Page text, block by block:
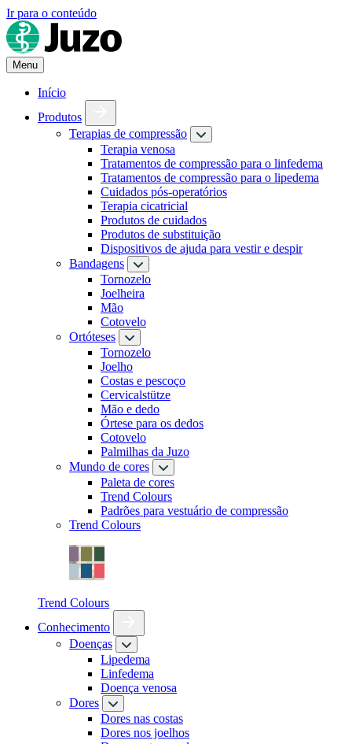
Ir para o conteúdo
Menu
Início
Produtos
Terapias de compressão
Terapia venosa
Tratamentos de compressão para o linfedema
Tratamentos de compressão para o lipedema
Cuidados pós-operatórios
Terapia cicatricial
Produtos de cuidados
Produtos de substituição
Dispositivos de ajuda para vestir e despir
Bandagens
Tornozelo
Joelheira
Mão
Cotovelo
Ortóteses
Tornozelo
Joelho
Costas e pescoço
Cervicalstütze
Mão e dedo
Órtese para os dedos
Cotovelo
Palmilhas da Juzo
Mundo de cores
Paleta de cores
Trend Colours
Padrões para vestuário de compressão
Trend Colours
Trend Colours
Conhecimento
Doenças
Lipedema
Linfedema
Doença venosa
Dores
Dores nas costas
Dores nos joelhos